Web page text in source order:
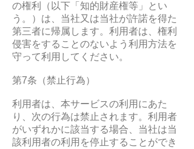
の権利（以下「知的財産権等」とい
う。）は、当社又は当社が許諾を得た
第三者に帰属します。利用者は、権利
侵害をすることのないよう利用方法を
守って利用してください。
第7条（禁止行為）
利用者は、本サービスの利用にあた
り、次の行為は禁止されます。利用者
がいずれかに該当する場合、当社は当
該利用者の利用を停止することができ